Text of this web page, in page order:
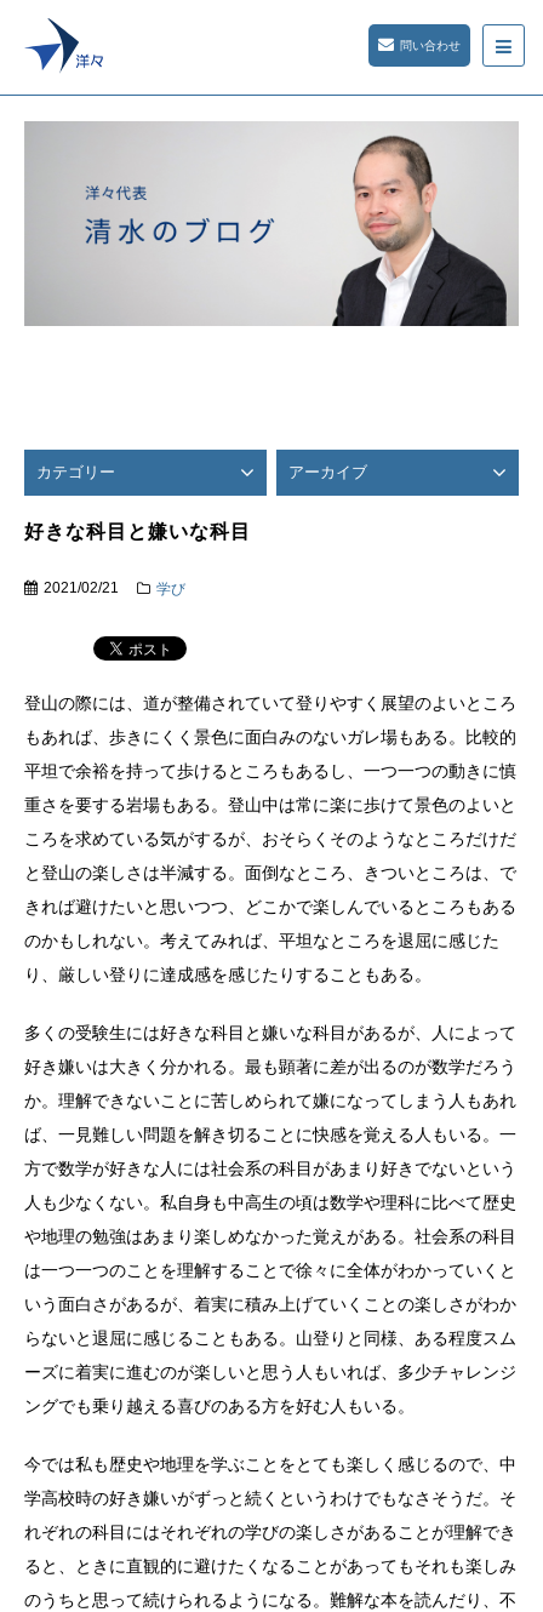
問い合わせ
カテゴリー アーカイブ
好きな科目と嫌いな科目
2021/02/21 学び
登山の際には、道が整備されていて登りやすく展望のよいところ
もあれば、歩きにくく景色に面白みのないガレ場もある。比較的
平坦で余裕を持って歩けるところもあるし、一つ一つの動きに慎
重さを要する岩場もある。登山中は常に楽に歩けて景色のよいと
ころを求めている気がするが、おそらくそのようなところだけだ
と登山の楽しさは半減する。面倒なところ、きついところは、で
きれば避けたいと思いつつ、どこかで楽しんでいるところもある
のかもしれない。考えてみれば、平坦なところを退屈に感じた
り、厳しい登りに達成感を感じたりすることもある。
多くの受験生には好きな科目と嫌いな科目があるが、人によって
好き嫌いは大きく分かれる。最も顕著に差が出るのが数学だろう
か。理解できないことに苦しめられて嫌になってしまう人もあれ
ば、一見難しい問題を解き切ることに快感を覚える人もいる。一
方で数学が好きな人には社会系の科目があまり好きでないという
人も少なくない。私自身も中高生の頃は数学や理科に比べて歴史
や地理の勉強はあまり楽しめなかった覚えがある。社会系の科目
は一つ一つのことを理解することで徐々に全体がわかっていくと
いう面白さがあるが、着実に積み上げていくことの楽しさがわか
らないと退屈に感じることもある。山登りと同様、ある程度スム
ーズに着実に進むのが楽しいと思う人もいれば、多少チャレンジ
ングでも乗り越える喜びのある方を好む人もいる。
今では私も歴史や地理を学ぶことをとても楽しく感じるので、中
学高校時の好き嫌いがずっと続くというわけでもなさそうだ。そ
れぞれの科目にはそれぞれの学びの楽しさがあることが理解でき
ると、ときに直観的に避けたくなることがあってもそれも楽しみ
のうちと思って続けられるようになる。難解な本を読んだり、不